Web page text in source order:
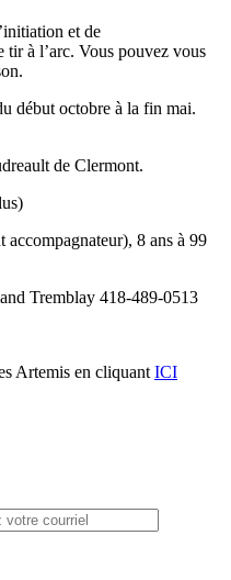
et de
tir à l’arc. Vous pouvez vous
début octobre à la fin mai.
de Clermont.
accompagnateur), 8 ans à 99
Tremblay 418-489-0513
Artemis en cliquant ICI